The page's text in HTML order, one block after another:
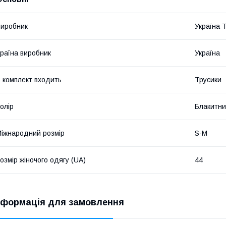
Україна
виробник Україна
комплект входить Трусики
розмір S-M
жіночого одягу (UA) 44
для замовлення